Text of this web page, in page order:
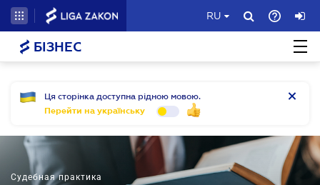
RU
БІЗНЕС
Ця сторінка доступна рідною мовою.
Перейти на українську
Судебная практика